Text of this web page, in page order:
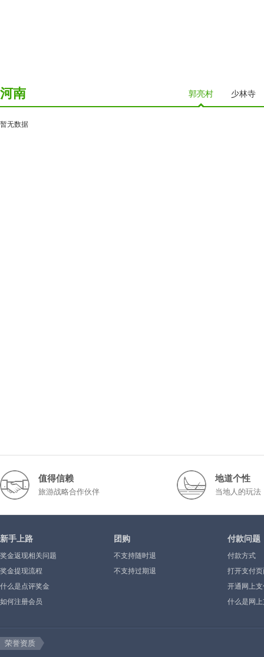
河南 郭亮村 少林寺
暂无数据
值得信赖
旅游战略合作伙伴
地道个性
当地人的玩法
新手上路
奖金返现相关问题
奖金提现流程
什么是点评奖金
如何注册会员
团购
不支持随时退
不支持过期退
付款问题
付款方式
打开支付
示”或空白
开通网上
什么是网
荣誉资质